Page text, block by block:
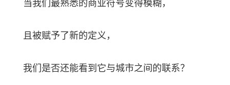
且被赋予了新的定义，
我们是否还能看到它与城市之间的联系？